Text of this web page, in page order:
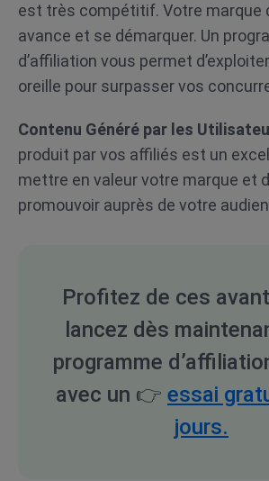
est très compétitif. Votre marque
avance et se démarquer. Un
d’affiliation vous permet
oreille pour surpasser vos
Contenu Généré par les
produit par vos affiliés est un
mettre en valeur votre marque et
promouvoir auprès de votre
Profitez de ces
lancez dès
programme
avec un 👉 essai
jours.